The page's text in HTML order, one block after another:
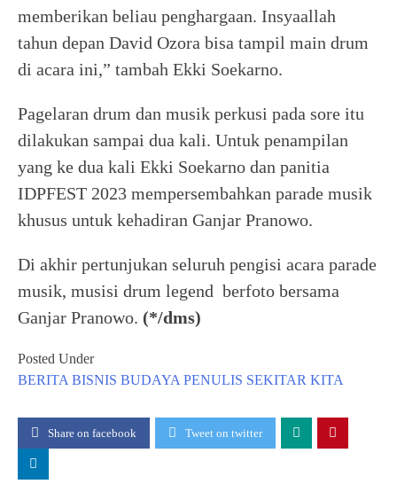
memberikan beliau penghargaan. Insyaallah
tahun depan David Ozora bisa tampil main drum
di acara ini,” tambah Ekki Soekarno.
Pagelaran drum dan musik perkusi pada sore itu
dilakukan sampai dua kali. Untuk penampilan
yang ke dua kali Ekki Soekarno dan panitia
IDPFEST 2023 mempersembahkan parade musik
khusus untuk kehadiran Ganjar Pranowo.
Di akhir pertunjukan seluruh pengisi acara parade
musik, musisi drum legend berfoto bersama
Ganjar Pranowo. (*/dms)
Posted Under
BERITA BISNIS BUDAYA PENULIS SEKITAR KITA
Share on facebook Tweet on twitter